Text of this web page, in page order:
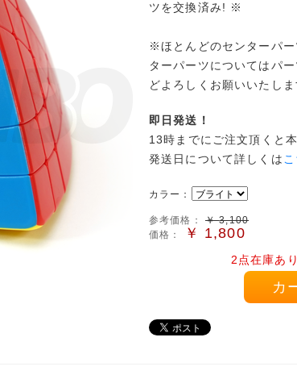
ツを交換済み! ※
※ほとんどのセンターパ
ターパーツについてはパ
どよろしくお願いいたし
即日発送！
13時までにご注文頂くと
発送日について詳しくは
カラー：
参考価格： ￥3,100
価格：
￥ 1,800
2点在庫あ
カ